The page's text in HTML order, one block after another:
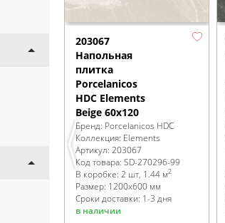
203067
Напольная
плитка
Porcelanicos
HDC Elements
Beige 60x120
Бренд: Porcelanicos HDC
Коллекция: Elements
Артикул: 203067
Код товара: SD-270296-99
В коробке: 2 шт, 1.44 м2
Размер: 1200x600 мм
Сроки доставки: 1-3 дня
в наличии